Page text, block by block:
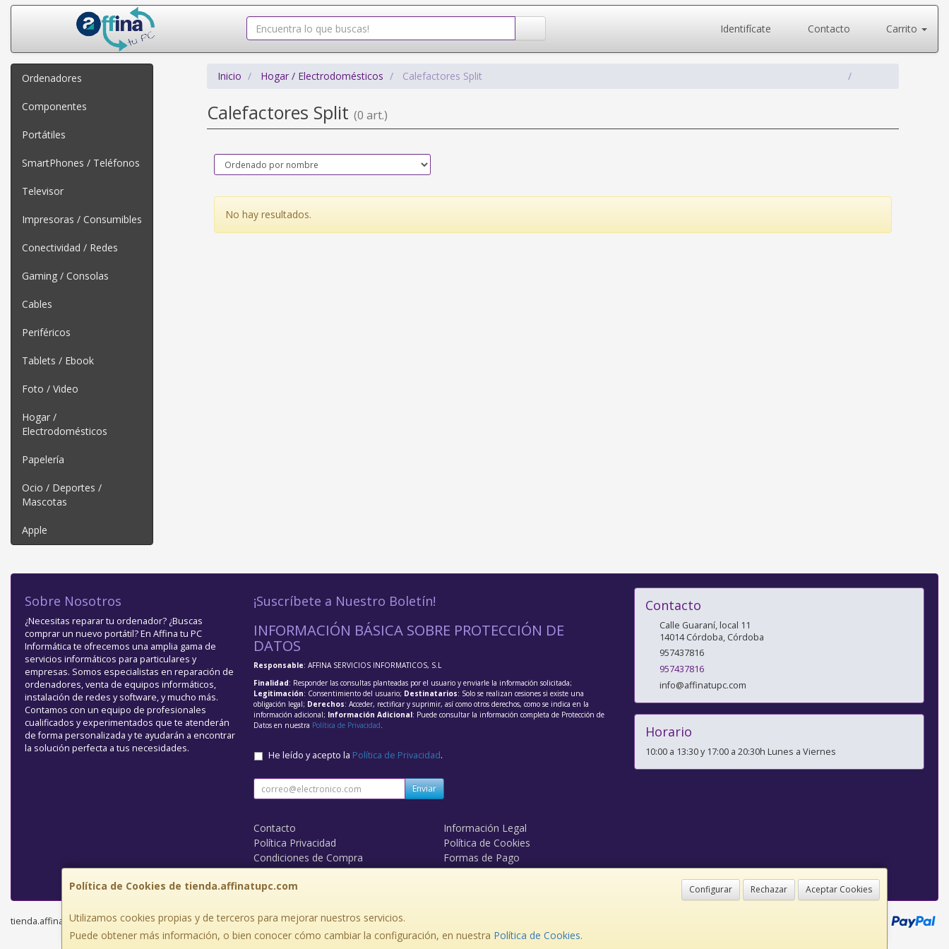
Identifícate Contacto Carrito
Ordenadores
Componentes
Portátiles
SmartPhones / Teléfonos
Televisor
Impresoras / Consumibles
Conectividad / Redes
Gaming / Consolas
Cables
Periféricos
Tablets / Ebook
Foto / Video
Hogar /
Electrodomésticos
Papelería
Ocio / Deportes /
Mascotas
Apple
Inicio Hogar / Electrodomésticos Calefactores Split
Calefactores Split (0 art.)
No hay resultados.
Política de Cookies de tienda.affinatupc.com Configurar Rechazar Aceptar Cookies
Utilizamos cookies propias y de terceros para mejorar nuestros servicios.
Puede obtener más información, o bien conocer cómo cambiar la configuración, en nuestra Política de Cookies.
Sobre Nosotros
¿Necesitas reparar tu ordenador? ¿Buscas
comprar un nuevo portátil? En Affina tu PC
Informática te ofrecemos una amplia gama de
servicios informáticos para particulares y
empresas. Somos especialistas en reparación de
ordenadores, venta de equipos informáticos,
instalación de redes y software, y mucho más.
Contamos con un equipo de profesionales
cualificados y experimentados que te atenderán
de forma personalizada y te ayudarán a encontrar
la solución perfecta a tus necesidades.
¡Suscríbete a Nuestro Boletín!
INFORMACIÓN BÁSICA SOBRE PROTECCIÓN DE
DATOS
Responsable: AFFINA SERVICIOS INFORMATICOS, S.L
Finalidad: Responder las consultas planteadas por el usuario y enviarle la información solicitada;
Legitimación: Consentimiento del usuario; Destinatarios: Solo se realizan cesiones si existe una
obligación legal; Derechos: Acceder, rectificar y suprimir, así como otros derechos, como se indica en la
información adicional; Información Adicional: Puede consultar la información completa de Protección de
Datos en nuestra Política de Privacidad.
He leído y acepto la Política de Privacidad.
Enviar
Contacto
Información Legal
Política Privacidad
Política de Cookies
Condiciones de Compra
Formas de Pago
¿Quienes Somos?
Derecho de Desistimiento
Contacto
Calle Guaraní, local 11
14014 Córdoba, Córdoba
957437816
957437816
info@affinatupc.com
Horario
10:00 a 13:30 y 17:00 a 20:30h Lunes a Viernes
tienda.affinatupc.com © 2026
, , , , España. - C.I.F.: B14981336 - Tfno: